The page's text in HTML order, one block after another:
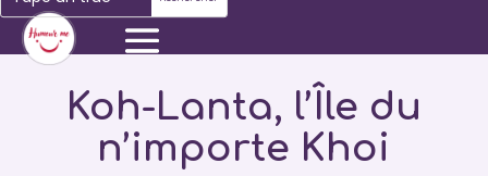
Koh-Lanta, l’Île du
n’importe Khoi